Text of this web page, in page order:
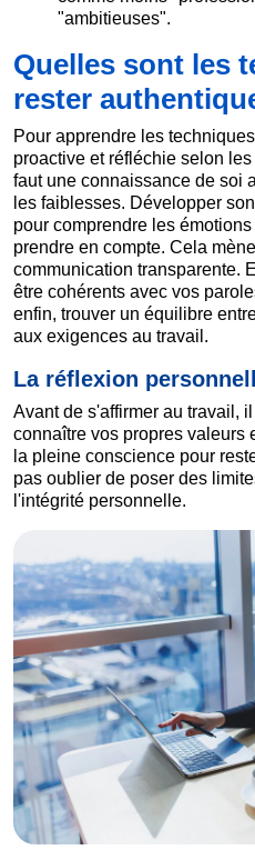
"ambitieuses".
Quelles sont les
rester
Pour apprendre les
proactive et réfléchie selon
faut une connaissance de soi
les faiblesses. Développer
pour comprendre les
prendre en compte. Cela
communication transparente.
être cohérents avec vos
enfin, trouver un équilibre
aux exigences au travail.
La réflexion
Avant de s'affirmer au travail,
connaître vos propres valeurs
la pleine conscience pour
pas oublier de poser des
l'intégrité personnelle.